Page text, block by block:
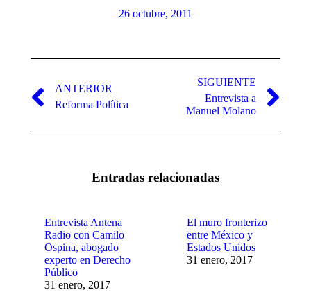
26 octubre, 2011
entre
publicaciones
ANTERIOR
Publicación
Reforma Política
SIGUIENTE
Publicación
siguiente:
Entrevista a
Manuel Molano
Entradas relacionadas
Entrevista Antena
Radio con Camilo
Ospina, abogado
experto en Derecho
Público
31 enero, 2017
El muro fronterizo
entre México y
Estados Unidos
31 enero, 2017